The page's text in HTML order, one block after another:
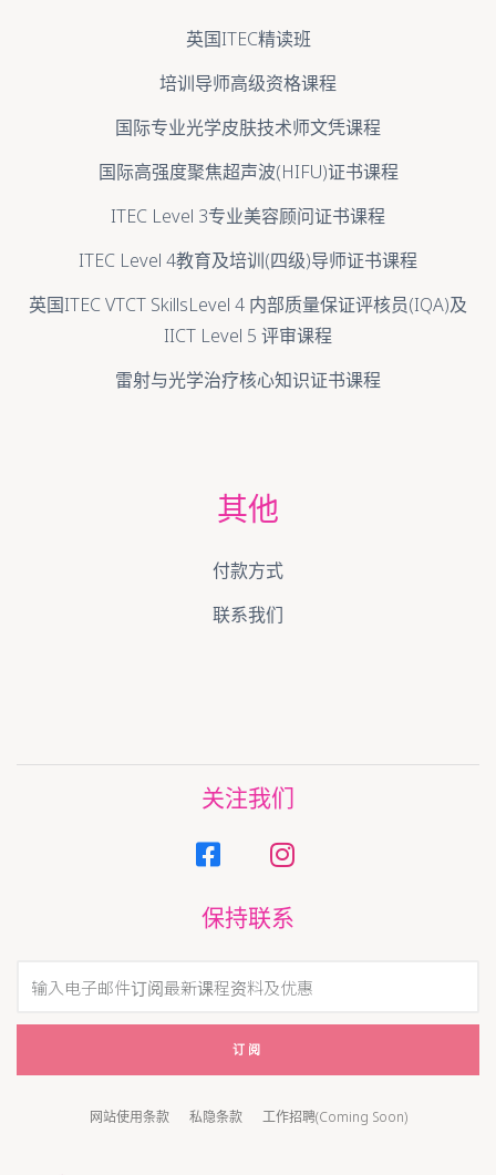
英国ITEC精读班
培训导师高级资格课程
国际专业光学皮肤技术师文凭课程
国际高强度聚焦超声波(HIFU)证书课程
ITEC Level 3专业美容顾问证书课程
ITEC Level 4教育及培训(四级)导师证书课程
英国ITEC VTCT SkillsLevel 4 内部质量保证评核员(IQA)及
IICT Level 5 评审课程
雷射与光学治疗核心知识证书课程
其他
付款方式
联系我们
关注我们
保持联系
订阅
网站使用条款 私隐条款 工作招聘(Coming Soon)